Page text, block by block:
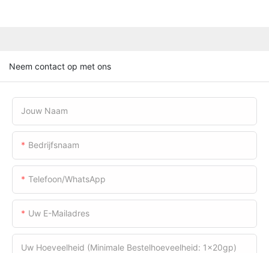
Neem contact op met ons
Jouw Naam
Bedrijfsnaam
Telefoon/WhatsApp
Uw E-Mailadres
Uw Hoeveelheid (minimale Bestelhoeveelheid: 1x20gp)